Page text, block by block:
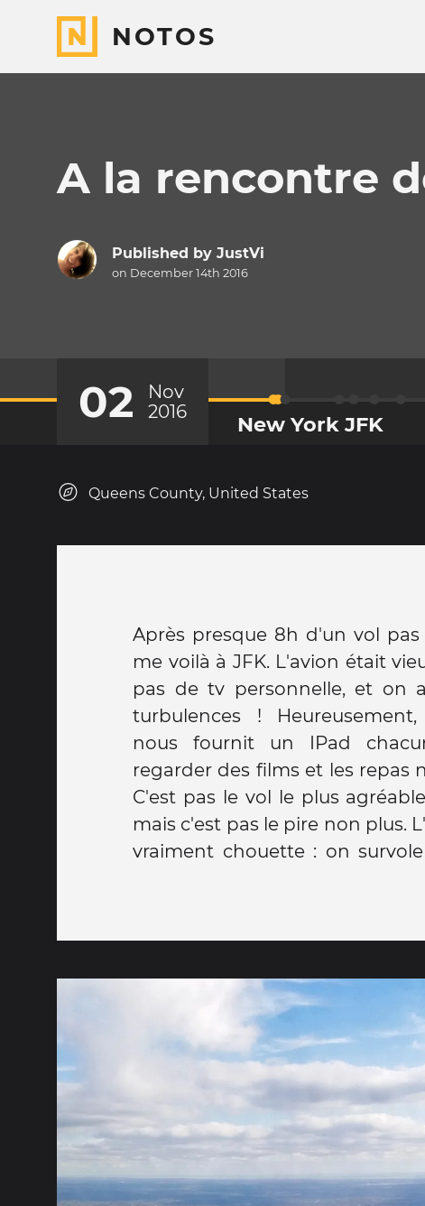
NOTOS
A la rencontre
Published by JustVi
on December 14th 2016
02
Nov
2016
New York JFK
Queens County, United States
Après presque 8h d'un vol
me voilà à JFK. L'avion était
pas de tv personnelle, et on
turbulences !
nous fournit un IPad
regarder des films et les repas
C'est pas le vol le plus
mais c'est pas le pire non plus.
vraiment chouette : on
résidentielle, et les couleurs
magiques ! J'ai dû traverser
réenregistrer mon bagage
pas de stress, j'avais le temps.
dans l'aéroport et voir au loin
y'a pire! Une grosse heure
d'embarquement et c'est